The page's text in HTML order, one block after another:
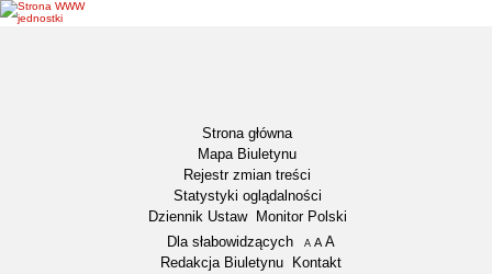
Strona główna
Mapa Biuletynu
Rejestr zmian treści
Statystyki oglądalności
Dziennik Ustaw
Monitor Polski
Menu dodatkowe
Dla słabowidzących A pomniejsz czcionkę
A standardowy rozmiar czcionki
A
Redakcja Biuletynu
Kontakt